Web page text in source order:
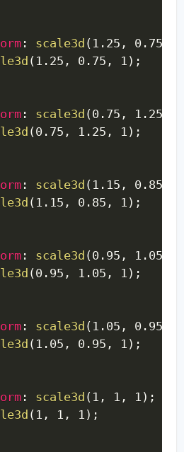
: scale3d ( 1.25 , 0.75
( 1.25 , 0.75 , 1 ) ;
: scale3d (0.75 , 1.25
(0.75 , 1.25 , 1 ) ;
: scale3d ( 1.15 , 0.85
( 1.15 , 0.85 , 1 ) ;
: scale3d (0.95 , 1.05
(0.95 , 1.05 , 1 ) ;
: scale3d ( 1.05 , 0.95
( 1.05 , 0.95 , 1 ) ;
: scale3d ( 1 , 1 , 1 ) ;
( 1 , 1 , 1 ) ;